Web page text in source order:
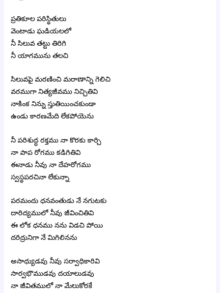
ప్రతికూల పరిస్థితులు
వెంటాడు ఘడియలలో
నీ సిలువ తట్టు తిరిగి
నీ యాగమును తలచి
సిలువపై మరణించి మరాణాన్ని గెలిచి
వరముగా నిత్యజీవము నిచ్చితివి
నాకింక నిన్ను స్తుతియించకుండా
ఉండు కారణమేది లేకపోయెను
నీ పరిశుద్ధ రక్తము నా కొరకు కార్చి
నా పాప రోగము కడిగితివి
ఈనాడు నీవు నా దేహరోగము
స్వస్థపరచినా లేకున్నా
పరమందు ధనవంతుడు నే నగుటకు
దారిద్యములో నీవు జీవించితివి
ఈ లోక ధనము నను విడచి పోయి
దరిద్రునిగా నే మిగిలినను
అసాధ్యుడవు నీవు సర్వాధికారివి
సార్వభౌముడవు దయాలుడవు
నా జీవితములో నా మేలుకోరకే